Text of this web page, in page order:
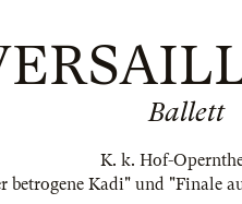
Ballett
K. k. Hof-
betrogene Kadi" und "Finale